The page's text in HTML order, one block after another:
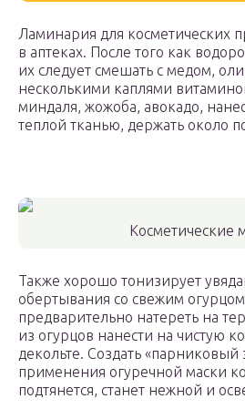
Ламинария для косметических
в аптеках. После того как
их следует смешать с медом,
несколькими каплями
миндаля, жожоба, авокадо,
теплой тканью, держать около
Косметические
Также хорошо тонизирует
обертывания со свежим
предварительно натереть на
из огурцов нанести на чистую
декольте. Создать
применения огуречной маски
подтянется, станет нежной и